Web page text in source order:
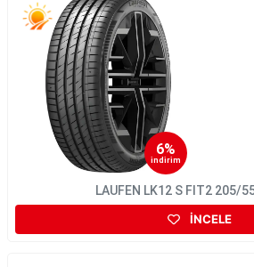
6%
indirim
LAUFEN LK12 S FIT2 205/
İNCELE